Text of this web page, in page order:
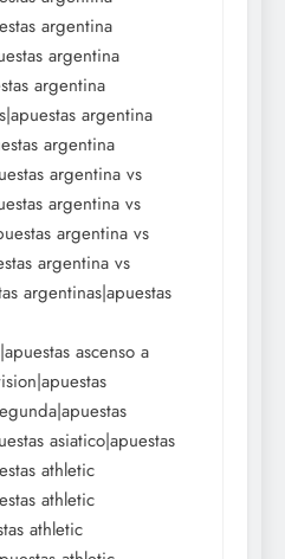
argentina
argentina
argentina
argentina
argentina
argentina vs
argentina vs
argentina vs
argentina vs
argentinas|apuestas
ascenso a
asiatico|apuestas
athletic
athletic
athletic